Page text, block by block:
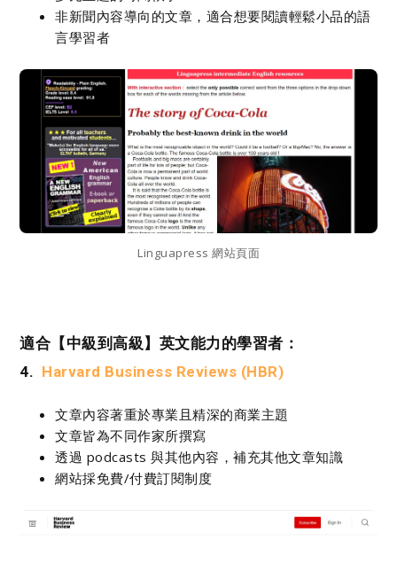
非新聞內容導向的文章，適合想要閱讀輕鬆小品的語
言學習者
Linguapress 網站頁面
適合【中級到高級】英文能力的學習者：
4. Harvard Business Reviews (HBR)
文章內容著重於專業且精深的商業主題
文章皆為不同作家所撰寫
透過 podcasts 與其他內容，補充其他文章知識
網站採免費/付費訂閱制度